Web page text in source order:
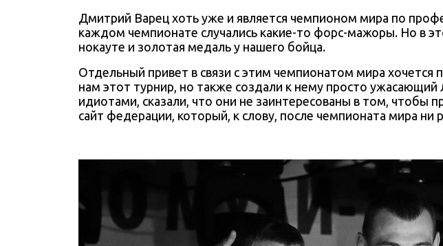
Дмитрий Варец хоть уже и является чемпионом мира по
каждом чемпионате случались какие-то форс-мажоры. Но в
нокауте и золотая медаль у нашего бойца.
Отдельный привет в связи с этим чемпионатом мира
нам этот турнир, но также создали к нему просто
идиотами, сказали, что они не заинтересованы в том, чтобы
сайт федерации, который, к слову, после чемпионата мира ни